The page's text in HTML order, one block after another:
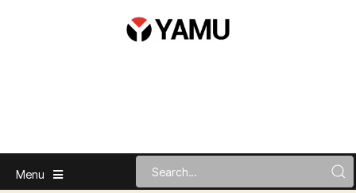
Menu